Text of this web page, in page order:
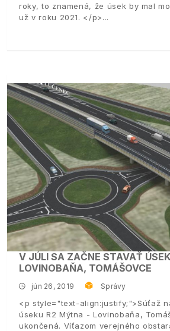
roky, to znamená, že úsek by mal
už v roku 2021. </p>
V JÚLI SA ZAČNE STAVAŤ
LOVINOBAŇA, TOMÁŠOVCE
jún 26, 2019 Správy
<p style="text-align:justify;">Súťaž
úseku R2 Mýtna - Lovinobaňa,
ukončená. Víťazom verejného